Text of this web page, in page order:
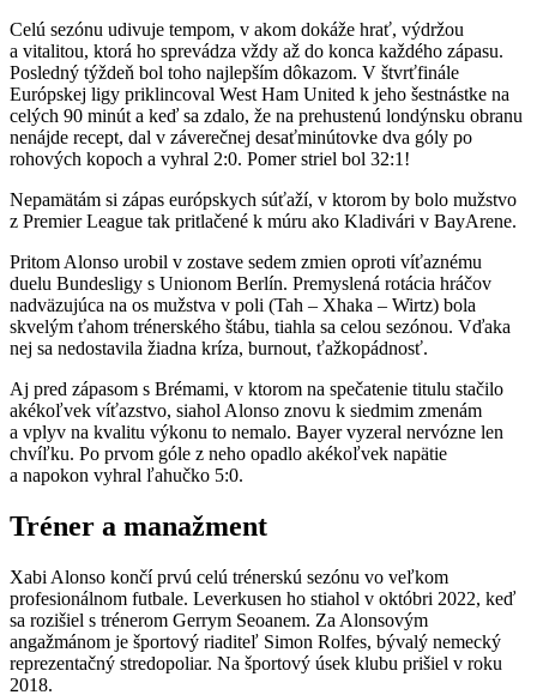
Celú sezónu udivuje tempom, v akom dokáže hrať, výdržou
a vitalitou, ktorá ho sprevádza vždy až do konca každého zápasu.
Posledný týždeň bol toho najlepším dôkazom. V štvrťfinále
Európskej ligy priklincoval West Ham United k jeho šestnástke na
celých 90 minút a keď sa zdalo, že na prehustenú londýnsku obranu
nenájde recept, dal v záverečnej desaťminútovke dva góly po
rohových kopoch a vyhral 2:0. Pomer striel bol 32:1!
Nepamätám si zápas európskych súťaží, v ktorom by bolo mužstvo
z Premier League tak pritlačené k múru ako Kladivári v BayArene.
Pritom Alonso urobil v zostave sedem zmien oproti víťaznému
duelu Bundesligy s Unionom Berlín. Premyslená rotácia hráčov
nadväzujúca na os mužstva v poli (Tah – Xhaka – Wirtz) bola
skvelým ťahom trénerského štábu, tiahla sa celou sezónou. Vďaka
nej sa nedostavila žiadna kríza, burnout, ťažkopádnosť.
Aj pred zápasom s Brémami, v ktorom na spečatenie titulu stačilo
akékoľvek víťazstvo, siahol Alonso znovu k siedmim zmenám
a vplyv na kvalitu výkonu to nemalo. Bayer vyzeral nervózne len
chvíľku. Po prvom góle z neho opadlo akékoľvek napätie
a napokon vyhral ľahučko 5:0.
Tréner a manažment
Xabi Alonso končí prvú celú trénerskú sezónu vo veľkom
profesionálnom futbale. Leverkusen ho stiahol v októbri 2022, keď
sa rozišiel s trénerom Gerrym Seoanem. Za Alonsovým
angažmánom je športový riaditeľ Simon Rolfes, bývalý nemecký
reprezentačný stredopoliar. Na športový úsek klubu prišiel v roku
2018.